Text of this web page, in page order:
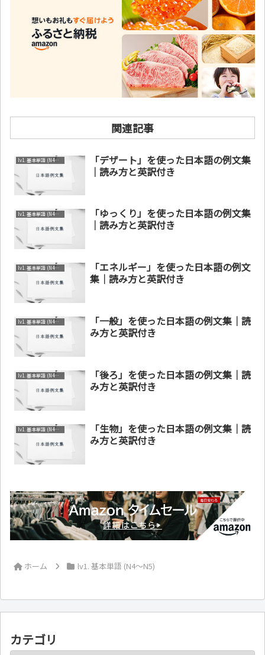
関連記事
lv1. 基本単語 (N4～N5)
「デザート」を使った日本語の例文集
｜読み方と英訳付き
lv1. 基本単語 (N4～N5)
「ゆっくり」を使った日本語の例文集
｜読み方と英訳付き
lv1. 基本単語 (N4～N5)
「エネルギー」を使った日本語の例文
集｜読み方と英訳付き
lv1. 基本単語 (N4～N5)
「一般」を使った日本語の例文集｜読
み方と英訳付き
lv1. 基本単語 (N4～N5)
「後ろ」を使った日本語の例文集｜読
み方と英訳付き
lv1. 基本単語 (N4～N5)
「生物」を使った日本語の例文集｜読
み方と英訳付き
ホーム lv1. 基本単語 (N4～N5)
カテゴリ